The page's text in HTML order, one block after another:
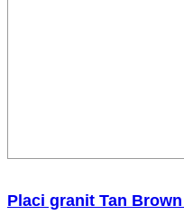
Placi granit Tan